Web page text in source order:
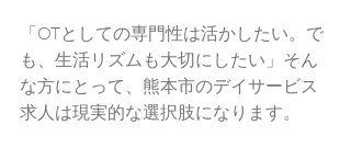
「OTとしての専門性は活かしたい。で
も、生活リズムも大切にしたい」そん
な方にとって、熊本市のデイサービス
求人は現実的な選択肢になります。